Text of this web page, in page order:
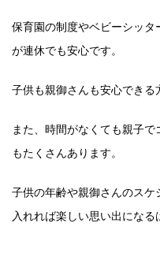
保育園の制度やベビーシッ
が連休でも安心です。
子供も親御さんも安心できる
また、時間がなくても親子
もたくさんあります。
子供の年齢や親御さんのスケ
入れれば楽しい思い出になる